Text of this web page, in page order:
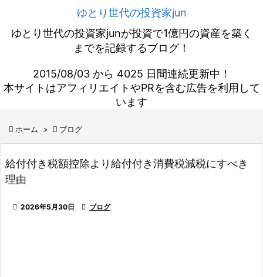
ゆとり世代の投資家jun
ゆとり世代の投資家junが投資で1億円の資産を築く
までを記録するブログ！
2015/08/03 から 4025 日間連続更新中！
本サイトはアフィリエイトやPRを含む広告を利用して
います
 ホーム >  ブログ
給付付き税額控除より給付付き消費税減税にすべき
理由
 2026年5月30日  ブログ